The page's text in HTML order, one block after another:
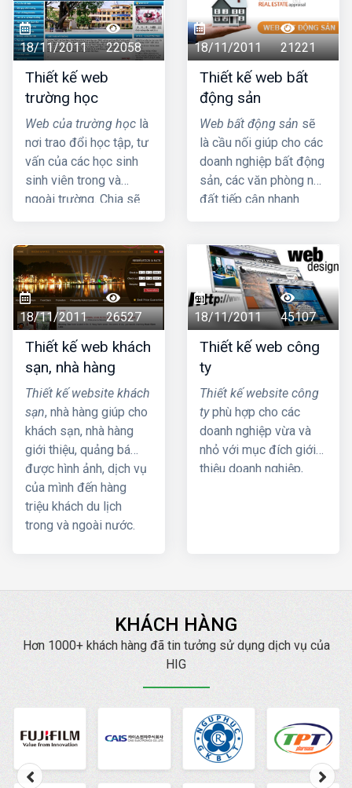
18/11/2011 22058
Thiết kế web
trường học
Web của trường học là
nơi trao đổi học tập, tư
vấn của các học sinh
sinh viên trong và
ngoài trường. Chia sẽ
download cho học
sinh, sinh viên. dạng
thư viện nhỏ Giới thiệu
các khoa tổ bộ môn,
hình ảnh giáo diên,
chính sách học tập...
18/11/2011 21221
Thiết kế web bất
động sản
Web bất động sản sẽ
là cầu nối giúp cho các
doanh nghiệp bất động
sản, các văn phòng nhà
đất tiếp cận nhanh
18/11/2011 26527
Thiết kế web khách
sạn, nhà hàng
Thiết kế website khách
sạn, nhà hàng giúp cho
khách sạn, nhà hàng
giới thiệu, quảng bá
được hình ảnh, dịch vụ
của mình đến hàng
triệu khách du lịch
trong và ngoài nước.
sạn, nhà hàng và đặt
phòng, đặt chỗ trước
18/11/2011 45107
Thiết kế web công
ty
Thiết kế website công
typhù hợp cho các
doanh nghiệp vừa và
nhỏ với mục đích giới
thiệu doanh nghiệp,
dạng e-catalog.
KHÁCH HÀNG
Hơn 1000+ khách hàng đã tin tưởng sử dụng dịch vụ của
HIG